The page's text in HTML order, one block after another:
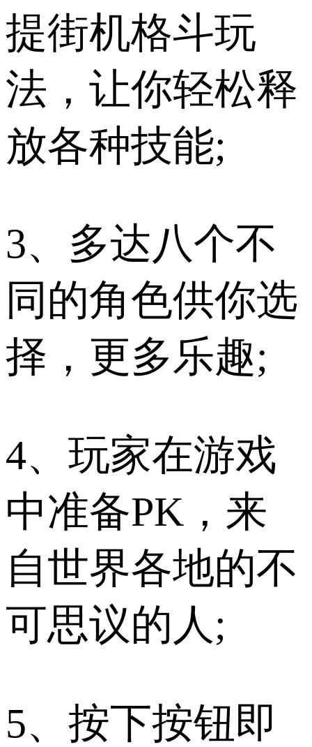
提街机格斗玩
法，让你轻松释
放各种技能;
3、多达八个不
同的角色供你选
择，更多乐趣;
4、玩家在游戏
中准备PK，来
自世界各地的不
可思议的人;
5、按下按钮即